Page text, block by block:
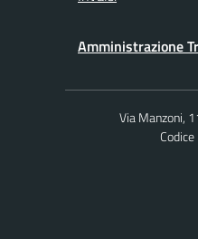
Amministrazione
Via Manzoni,